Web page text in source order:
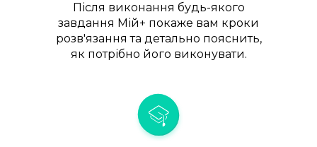
Після виконання будь-якого
завдання Мій+ покаже вам кроки
розв'язання та детально пояснить,
як потрібно його виконувати.